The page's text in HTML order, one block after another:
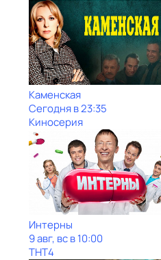
Каменская
Сегодня в 23:35
Киносерия
Интерны
9 авг, вс в 10:00
ТНТ4